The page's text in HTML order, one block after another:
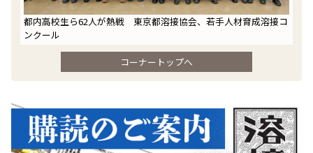
都内高校生ら62人が熱戦 東京都溶接協会、若手人材育成溶接コ
ンクール
コーナートップへ